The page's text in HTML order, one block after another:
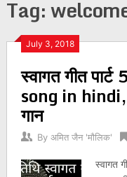
Tag:
July 3, 2018
स्वागत गीत
song in
गान
By अमित जैन 'मौलिक'
स्वागत
Posts
navigation